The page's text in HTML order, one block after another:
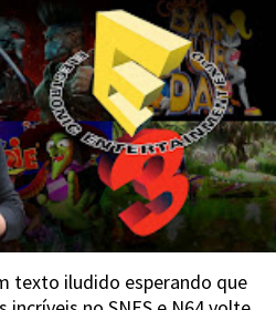
texto iludido esperando que